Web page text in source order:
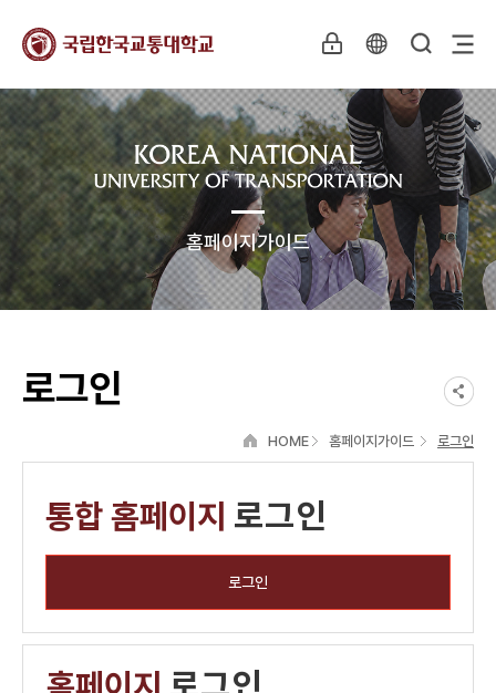
홈페이지가이드
로그인
HOME 홈페이지가이드 로그인
통합 홈페이지 로그인
로그인